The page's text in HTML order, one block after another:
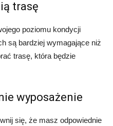
trasę
poziomu kondycji
są bardziej wymagające niż
trasę, która będzie
wyposażenie
się, że masz odpowiednie